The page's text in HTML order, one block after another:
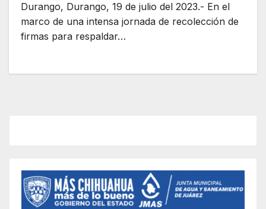
Durango, Durango, 19 de julio del 2023.- En el
marco de una intensa jornada de recolección de
firmas para respaldar…